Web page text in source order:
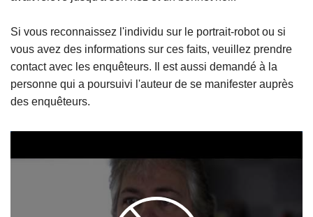
Si vous reconnaissez l'individu sur le portrait-robot ou si
vous avez des informations sur ces faits, veuillez prendre
contact avec les enquêteurs. Il est aussi demandé à la
personne qui a poursuivi l'auteur de se manifester auprès
des enquêteurs.